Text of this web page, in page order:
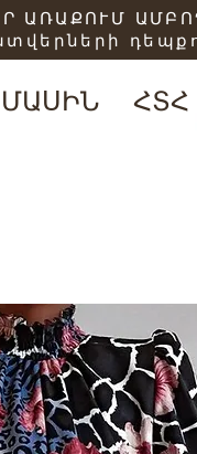
ՄԱՍԻՆ ՀՏՀ
ԱՌԱՔՈՒՄ